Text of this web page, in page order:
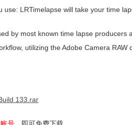
use: LRTimelapse will take your time
by most known time lapse
utilizing the Adobe Camera
133.rar